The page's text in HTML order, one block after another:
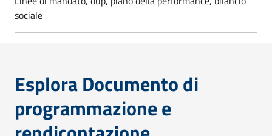
sociale
Esplora Documento di
programmazione e